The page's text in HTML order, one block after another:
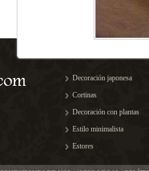
Decoración japonesa
Cortinas
Decoración con plantas
Estilo minimalista
Estores